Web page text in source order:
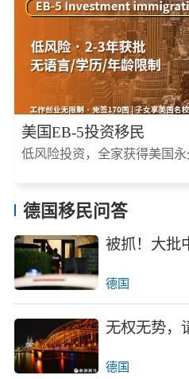
美国EB-5投资移民
低风险投资，全家获得美国
德国移民问答
被抓！大批
德国
无权无势，
德国